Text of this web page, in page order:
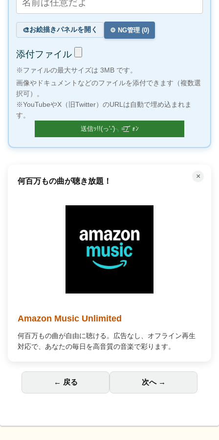
🎨お絵描きパネルを開く ⚙️ NG管理 (0)
添付ファイル
※ファイルの最大サイズは 3MB です。
画像やドキュメントなどのファイルを添付できます（複数選
択可）。
※YouTubeやX（旧Twitter）のURLは自動で埋め込まれま
す。
×
何百万もの曲が聴き放題！
Amazon Music Unlimited
何百万もの曲が自由に聴ける。広告なし、オフライン再生
対応で、あなたの毎日を高音質の音楽で彩ります。
← 戻る 次へ →